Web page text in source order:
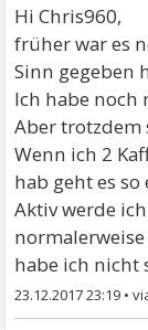
Hi Chris960,
früher war es
Sinn gegeben
Ich habe noch
Aber trotzdem
Wenn ich 2
hab geht es
Aktiv werde
habe ich nicht
23.12.2017 23:19 •